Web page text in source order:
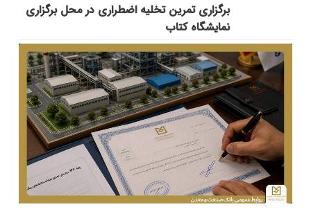
برگزاری تمرین تخلیه اضطراری در محل برگزاری
نمایشگاه کتاب